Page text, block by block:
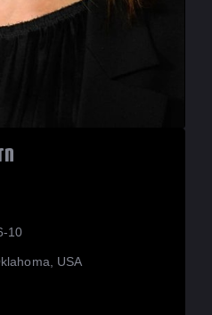
10
USA